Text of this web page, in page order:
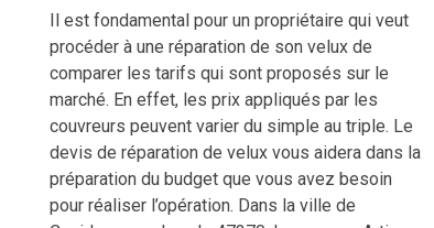
Il est fondamental pour un propriétaire qui veut
procéder à une réparation de son velux de
comparer les tarifs qui sont proposés sur le
marché. En effet, les prix appliqués par les
couvreurs peuvent varier du simple au triple. Le
devis de réparation de velux vous aidera dans la
préparation du budget que vous avez besoin
pour réaliser l’opération. Dans la ville de